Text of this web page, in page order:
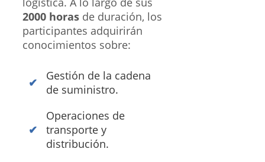
2000 horas de duración, los
participantes adquirirán
conocimientos sobre:
Gestión de la cadena
de suministro.
Operaciones de
transporte y
distribución.